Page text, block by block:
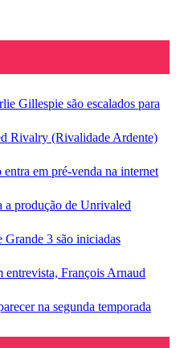
Gillespie são escalados para
Rivalry (Rivalidade Ardente)
em pré-venda na internet
a produção de Unrivaled
Grande 3 são iniciadas
François Arnaud
na segunda temporada